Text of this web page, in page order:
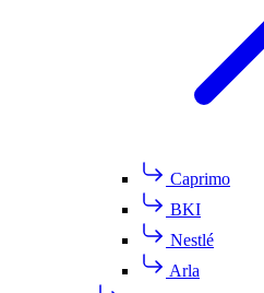
Caprimo
BKI
Nestlé
Arla